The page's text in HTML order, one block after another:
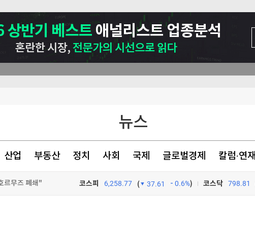
뉴스
산업 부동산 정치 사회 국제 글로벌경제 칼럼·연재
르무즈 폐쇄" 코스피 6,258.77 ( 37.61 0.6%) 코스닥 798.81